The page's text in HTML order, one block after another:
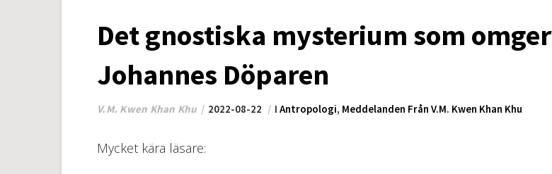
Det gnostiska mysterium som omger
Johannes Döparen
V.M. Kwen Khan Khu 2022-08-22 I Antropologi, Meddelanden Från V.M. Kwen Khan Khu
Mycket kära läsare: